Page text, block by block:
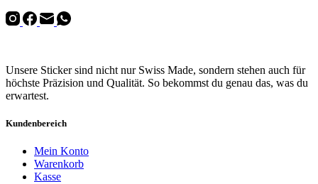
Unsere Sticker sind nicht nur Swiss Made, sondern stehen auch für
höchste Präzision und Qualität. So bekommst du genau das, was du
erwartest.
Kundenbereich
Mein Konto
Warenkorb
Kasse